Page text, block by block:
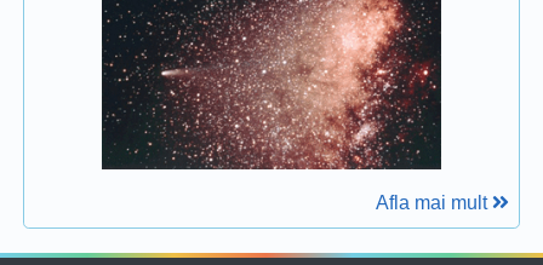
Afla mai mult